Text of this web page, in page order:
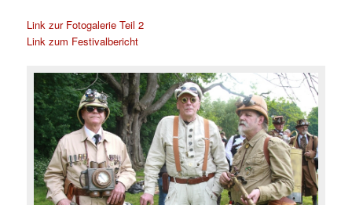
Link zur Fotogalerie Teil 2
Link zum Festivalbericht